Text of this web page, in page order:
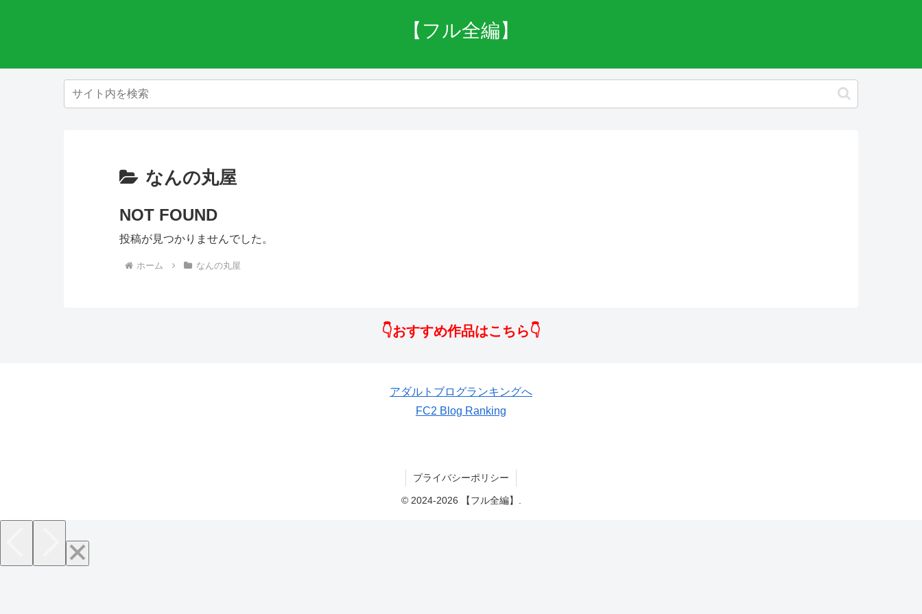
【フル全編】
なんの丸屋
NOT FOUND
投稿が見つかりませんでした。
ホーム なんの丸屋
👇おすすめ作品はこちら👇
アダルトブログランキングへ
FC2 Blog Ranking
プライバシーポリシー
© 2024-2026 【フル全編】.